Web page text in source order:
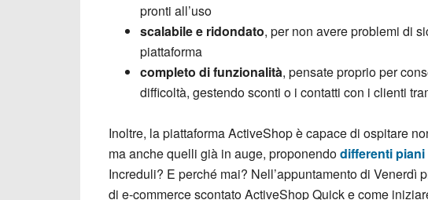
pronti all’uso
scalabile e ridondato, per non avere problemi di
piattaforma
completo di funzionalità, pensate proprio per
difficoltà, gestendo sconti o i contatti con i clienti
Inoltre, la piattaforma ActiveShop è capace di ospitare
ma anche quelli già in auge, proponendodifferenti
Increduli? E perché mai? Nell’appuntamento di Venerdì
di e-commerce scontato ActiveShop Quick e come